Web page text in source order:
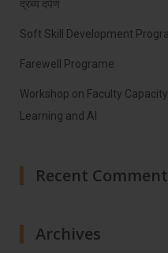
द्रब्य दर्पण
Soft Skill Development
Farewell Programe
Workshop on Faculty
Learning and AI
Recent
Archives